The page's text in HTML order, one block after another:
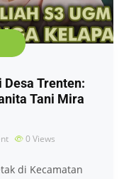
Desa Trenten:
Tani Mira
0 Views
di Kecamatan